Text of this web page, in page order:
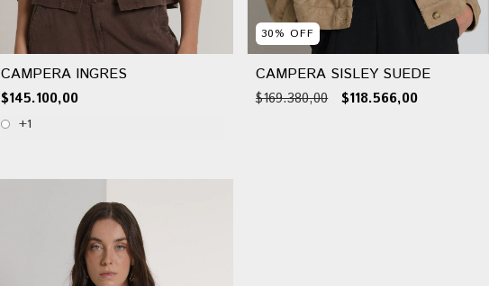
CAMPERA INGRES
$145.100,00
+1
30%OFF
CAMPERA SISLEY SUEDE
$169.380,00 $118.566,00